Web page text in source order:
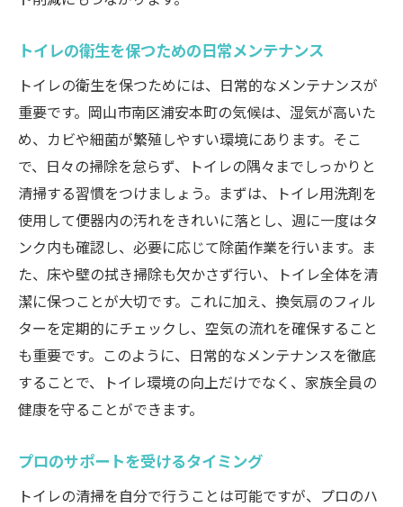
トイレの衛生を保つための日常メンテナンス
トイレの衛生を保つためには、日常的なメンテナンスが
重要です。岡山市南区浦安本町の気候は、湿気が高いた
め、カビや細菌が繁殖しやすい環境にあります。そこ
で、日々の掃除を怠らず、トイレの隅々までしっかりと
清掃する習慣をつけましょう。まずは、トイレ用洗剤を
使用して便器内の汚れをきれいに落とし、週に一度はタ
ンク内も確認し、必要に応じて除菌作業を行います。ま
た、床や壁の拭き掃除も欠かさず行い、トイレ全体を清
潔に保つことが大切です。これに加え、換気扇のフィル
ターを定期的にチェックし、空気の流れを確保すること
も重要です。このように、日常的なメンテナンスを徹底
することで、トイレ環境の向上だけでなく、家族全員の
健康を守ることができます。
プロのサポートを受けるタイミング
トイレの清掃を自分で行うことは可能ですが、プロのハ